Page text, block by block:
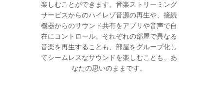
楽しむことができます。音楽ストリーミング
サービスからのハイレゾ音源の再生や、接続
機器からのサウンド共有をアプリや音声で自
在にコントロール。それぞれの部屋で異なる
音楽を再生することも、部屋をグループ化し
てシームレスなサウンドを楽しむことも、あ
なたの思いのままです。